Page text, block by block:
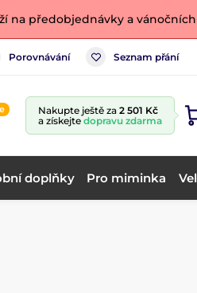
na předobjednávky a vánočních
Porovnávání Seznam přání
Nakupte ještě za 2 501 Kč
a získejte dopravu zdarma
doplňky Pro miminka